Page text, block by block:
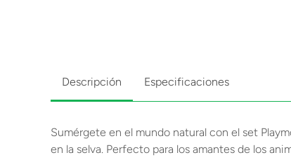
Descripción Especificaciones
Sumérgete en el mundo natural con el set
en la selva. Perfecto para los amantes de los